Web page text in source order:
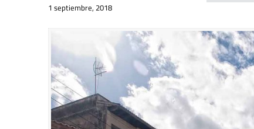
1 septiembre, 2018